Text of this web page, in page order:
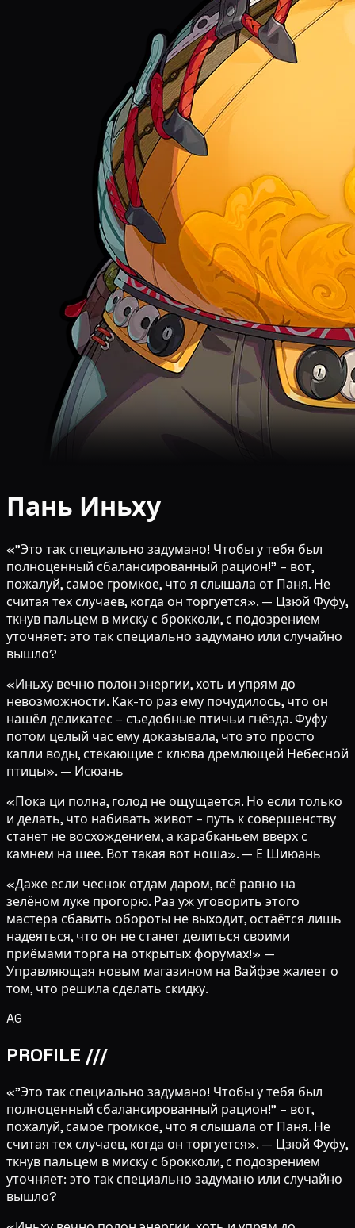
Пань Иньху
«"Это так специально задумано! Чтобы у тебя был
полноценный сбалансированный рацион!" – вот,
пожалуй, самое громкое, что я слышала от Паня. Не
считая тех случаев, когда он торгуется». — Цзюй Фуфу,
ткнув пальцем в миску с брокколи, с подозрением
уточняет: это так специально задумано или случайно
вышло?
«Иньху вечно полон энергии, хоть и упрям до
невозможности. Как-то раз ему почудилось, что он
нашёл деликатес – съедобные птичьи гнёзда. Фуфу
потом целый час ему доказывала, что это просто
капли воды, стекающие с клюва дремлющей Небесной
птицы». — Исюань
«Пока ци полна, голод не ощущается. Но если только
и делать, что набивать живот – путь к совершенству
станет не восхождением, а карабканьем вверх с
камнем на шее. Вот такая вот ноша». — Е Шиюань
«Даже если чеснок отдам даром, всё равно на
зелёном луке прогорю. Раз уж уговорить этого
мастера сбавить обороты не выходит, остаётся лишь
надеяться, что он не станет делиться своими
приёмами торга на открытых форумах!» —
Управляющая новым магазином на Вайфэе жалеет о
том, что решила сделать скидку.
AG
PROFILE ///
«"Это так специально задумано! Чтобы у тебя был
полноценный сбалансированный рацион!" – вот,
пожалуй, самое громкое, что я слышала от Паня. Не
считая тех случаев, когда он торгуется». — Цзюй Фуфу,
ткнув пальцем в миску с брокколи, с подозрением
уточняет: это так специально задумано или случайно
вышло?